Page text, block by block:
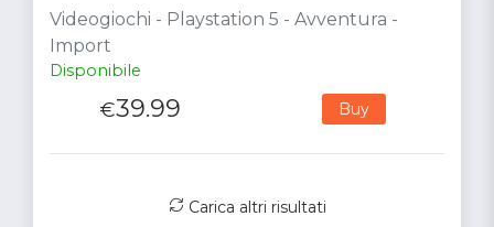
Videogiochi - Playstation 5 - Avventura -
Import
Disponibile
€39.99 Buy
Carica altri risultati